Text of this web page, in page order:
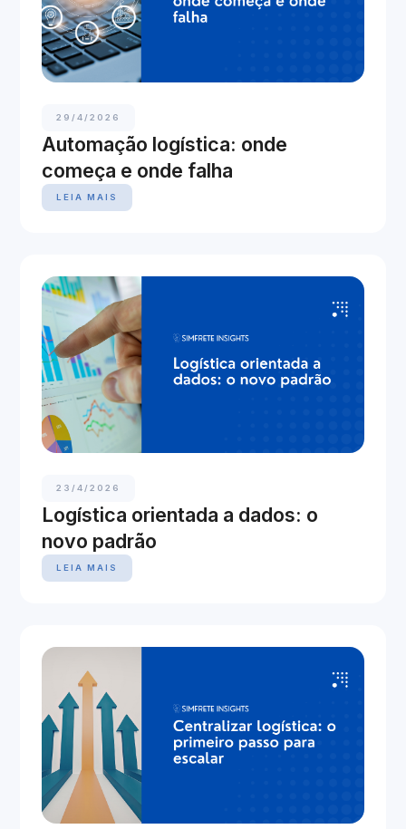
29/4/2026
Automação logística: onde
começa e onde falha
LEIA MAIS
23/4/2026
Logística orientada a dados: o
novo padrão
LEIA MAIS